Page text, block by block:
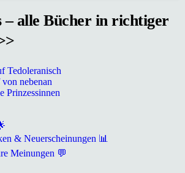
– alle Bücher in richtiger
Tedoleranisch
nebenan
Prinzessinnen
& Neuerscheinungen 📊
Meinungen 💬